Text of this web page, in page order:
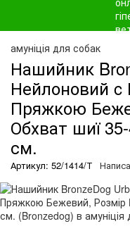
амуніція для собак
Нашийник
Нейлоновий
Пряжкою
Обхват шиї
см.
Артикул: 52/1414/Т